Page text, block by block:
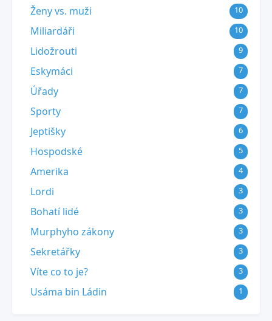
Ženy vs. muži 10
Miliardáři 10
Lidožrouti 9
Eskymáci 7
Úřady 7
Sporty 7
Jeptišky 6
Hospodské 5
Amerika 4
Lordi 3
Bohatí lidé 3
Murphyho zákony 3
Sekretářky 3
Víte co to je? 3
Usáma bin Ládin 1